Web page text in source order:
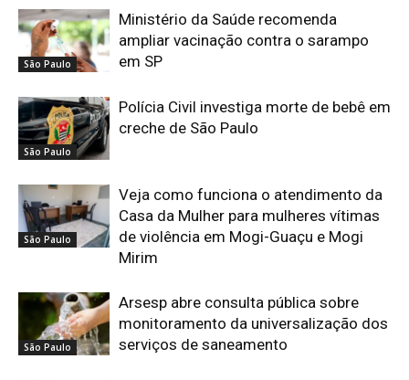
São Paulo
Ministério da Saúde recomenda
ampliar vacinação contra o sarampo
em SP
São Paulo
Polícia Civil investiga morte de bebê em
creche de São Paulo
São Paulo
Veja como funciona o atendimento da
Casa da Mulher para mulheres vítimas
de violência em Mogi-Guaçu e Mogi
Mirim
São Paulo
Arsesp abre consulta pública sobre
monitoramento da universalização dos
serviços de saneamento